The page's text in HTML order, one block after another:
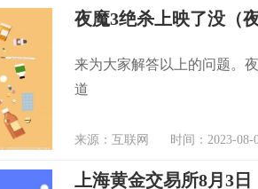
夜魔3绝杀上映了没（夜
来为大家解答以上的问题。
道
来源：互联网 时间：2023-08-